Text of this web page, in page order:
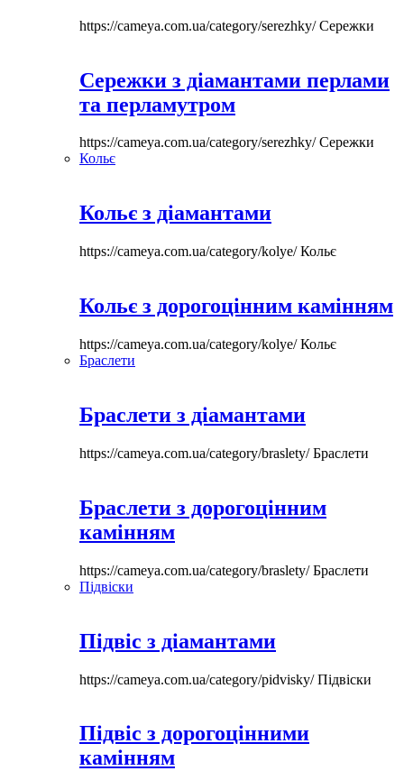
https://cameya.com.ua/category/serezhky/Сережки
Сережки з діамантами перлами
та перламутром
https://cameya.com.ua/category/serezhky/Сережки
Кольє
Кольє з діамантами
https://cameya.com.ua/category/kolye/Кольє
Кольє з дорогоцінним камінням
https://cameya.com.ua/category/kolye/Кольє
Браслети
Браслети з діамантами
https://cameya.com.ua/category/braslety/Браслети
Браслети з дорогоцінним
камінням
https://cameya.com.ua/category/braslety/Браслети
Підвіски
Підвіс з діамантами
https://cameya.com.ua/category/pidvisky/Підвіски
Підвіс з дорогоцінними
камінням